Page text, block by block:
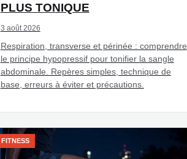
PLUS TONIQUE
3 août 2026
Respiration, transverse et périnée : comprendre
le principe hypopressif pour tonifier la sangle
abdominale. Repères simples, technique de
base, erreurs à éviter et précautions.
FITNESS